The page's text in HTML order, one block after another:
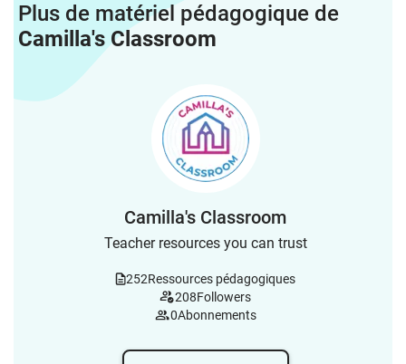
Plus de matériel pédagogique de
Camilla's Classroom
Camilla's Classroom
Teacher resources you can trust
252Ressources pédagogiques
208Followers
0Abonnements